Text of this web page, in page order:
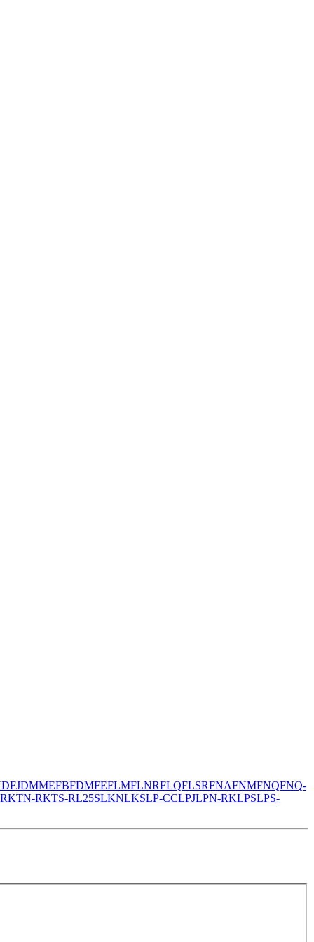
DFJDMMEFBFDMFEFLMFLNRFLQFLSRFNAFNMFNQFNQ-
KTN-RKTS-RL25SLKNLKSLP-CCLPJLPN-RKLPSLPS-